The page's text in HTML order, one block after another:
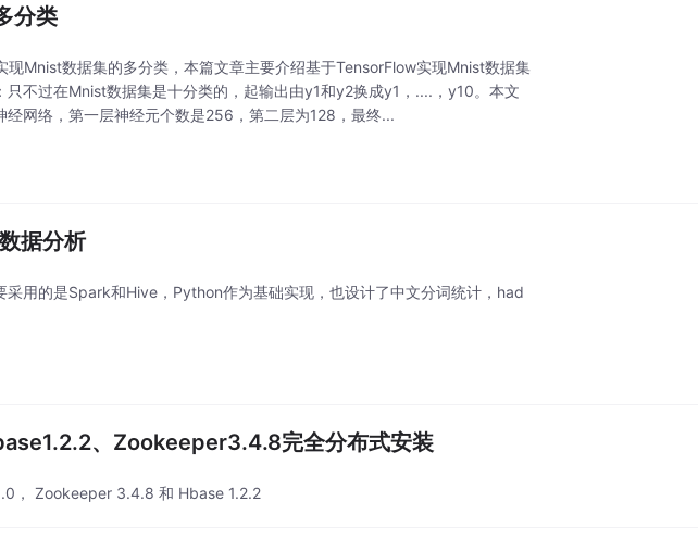
分类
Mnist数据集的多分类，本篇文章主要介绍基于TensorFlow实现Mnist数据集
不过在Mnist数据集是十分类的，起输出由y1和y2换成y1，....，y10。本文
网络，第一层神经元个数是256，第二层为128，最终...
据分析
采用的是Spark和Hive，Python作为基础实现，也设计了中文分词统计，had
、Zookeeper3.4.8完全分布式安装
， Zookeeper 3.4.8 和 Hbase 1.2.2